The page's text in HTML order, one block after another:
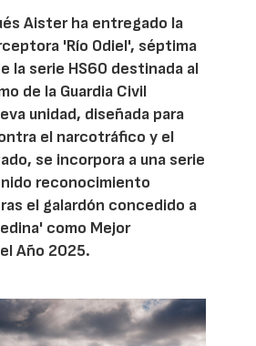
Aister ha entregado la
'Río Odiel', séptima
la serie HS60 destinada al
de la Guardia Civil
unidad, diseñada para
el narcotráfico y el
se incorpora a una serie
reconocimiento
el galardón concedido a
como Mejor
Año 2025.